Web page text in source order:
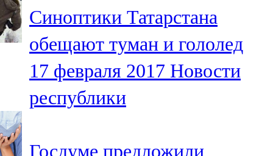
Чистай
103,0 FM
Чүпрәле
91,0 FM
Синоптики Татарстана
обещают туман и гололед
17 февраля 2017 Новости
республики
Госдуме предложили